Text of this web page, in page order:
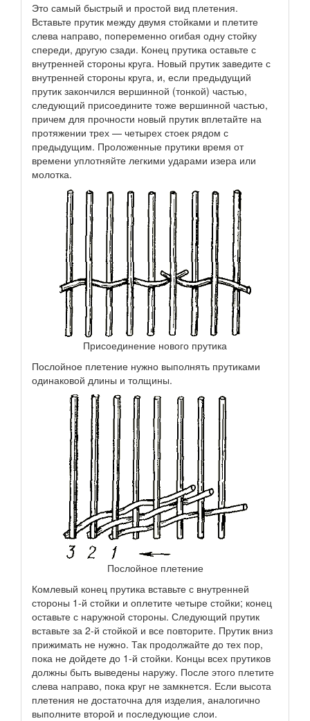
Это самый быстрый и простой вид плетения.
Вставьте прутик между двумя стойками и плетите
слева направо, попеременно огибая одну стойку
спереди, другую сзади. Конец прутика оставьте с
внутренней стороны круга. Новый прутик заведите с
внутренней стороны круга, и, если предыдущий
прутик закончился вершинной (тонкой) частью,
следующий присоедините тоже вершинной частью,
причем для прочности новый прутик вплетайте на
протяжении трех — четырех стоек рядом с
предыдущим. Проложенные прутики время от
времени уплотняйте легкими ударами изера или
молотка.
Присоединение нового прутика
Послойное плетение нужно выполнять прутиками
одинаковой длины и толщины.
Послойное плетение
Комлевый конец прутика вставьте с внутренней
стороны 1-й стойки и оплетите четыре стойки; конец
оставьте с наружной стороны. Следующий прутик
вставьте за 2-й стойкой и все повторите. Прутик вниз
прижимать не нужно. Так продолжайте до тех пор,
пока не дойдете до 1-й стойки. Концы всех прутиков
должны быть выведены наружу. После этого плетите
слева направо, пока круг не замкнется. Если высота
плетения не достаточна для изделия, аналогично
выполните второй и последующие слои.